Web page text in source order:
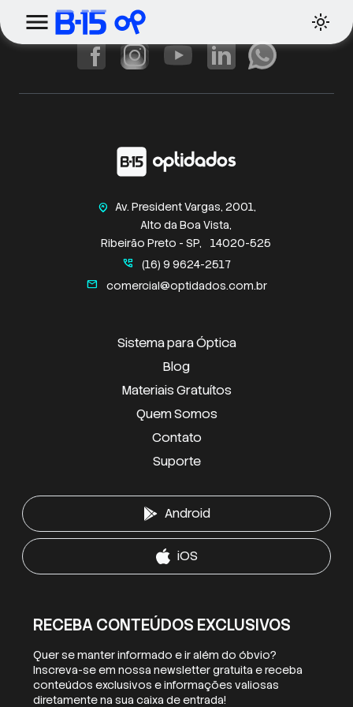
home_pin
Av. President Vargas, 2001,
Alto da Boa Vista,
Ribeirão Preto - SP,
14020-525
perm_phone_msg (16) 9 9624-2517
mail comercial@optidados.com.br
Sistema para Óptica
Blog
Materiais Gratuítos
Quem Somos
Contato
Suporte
RECEBA CONTEÚDOS EXCLUSIVOS
Quer se manter informado e ir além do óbvio?
Inscreva-se em nossa newsletter gratuita e receba
conteúdos exclusivos e informações valiosas
diretamente na sua caixa de entrada!
Android
iOS